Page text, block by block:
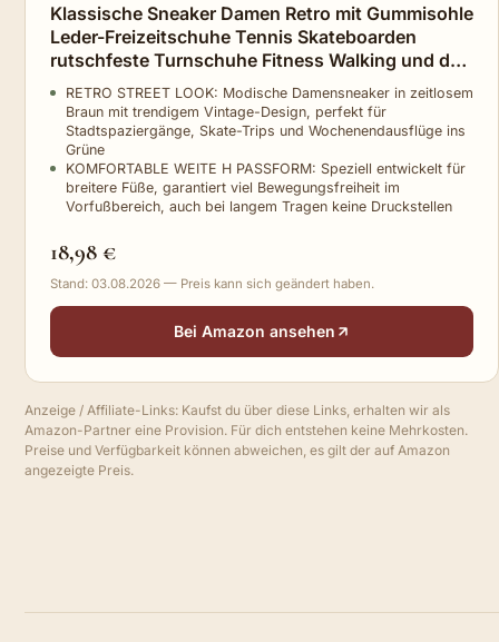
Klassische Sneaker Damen Retro mit Gummisohle
Leder-Freizeitschuhe Tennis Skateboarden
rutschfeste Turnschuhe Fitness Walking und den
Alltag
RETRO STREET LOOK: Modische Damensneaker in zeitlosem
Braun mit trendigem Vintage-Design, perfekt für
Stadtspaziergänge, Skate-Trips und Wochenendausflüge ins
Grüne
KOMFORTABLE WEITE H PASSFORM: Speziell entwickelt für
breitere Füße, garantiert viel Bewegungsfreiheit im
Vorfußbereich, auch bei langem Tragen keine Druckstellen
18,98 €
Stand: 03.08.2026 — Preis kann sich geändert haben.
Bei Amazon ansehen
Anzeige / Affiliate-Links: Kaufst du über diese Links, erhalten wir als
Amazon-Partner eine Provision. Für dich entstehen keine Mehrkosten.
Preise und Verfügbarkeit können abweichen, es gilt der auf Amazon
angezeigte Preis.